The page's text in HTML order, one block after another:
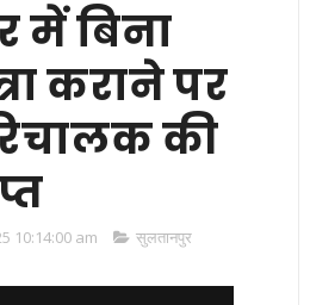
में बिना
कराने पर
की
10:14:00 am सुलतानपुर